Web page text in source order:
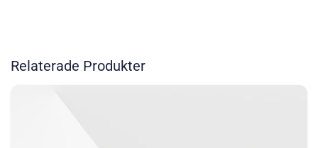
Relaterade Produkter